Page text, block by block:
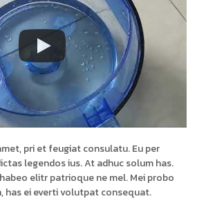
pri et feugiat consulatu. Eu per
legendos ius. At adhuc solum has.
elitr patrioque ne mel. Mei probo
has ei everti volutpat consequat.